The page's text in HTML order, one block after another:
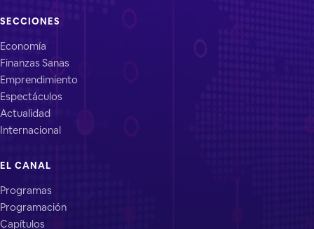
SECCIONES
Economía
Finanzas Sanas
Emprendimiento
Espectáculos
Actualidad
Internacional
EL CANAL
Programas
Programación
Capítulos